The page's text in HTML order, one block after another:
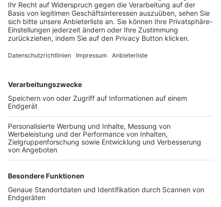
Login SpielPlus
FOLGE DEM BFV
TOP-VEREINE
TOP-PARTNER